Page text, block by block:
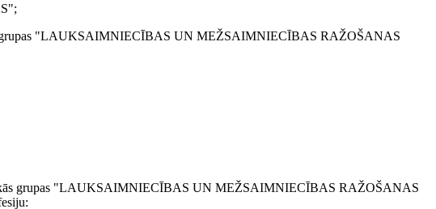
grupas "LAUKSAIMNIECĪBAS UN MEŽSAIMNIECĪBAS RAŽOŠANAS
grupas "LAUKSAIMNIECĪBAS UN MEŽSAIMNIECĪBAS RAŽOŠANAS